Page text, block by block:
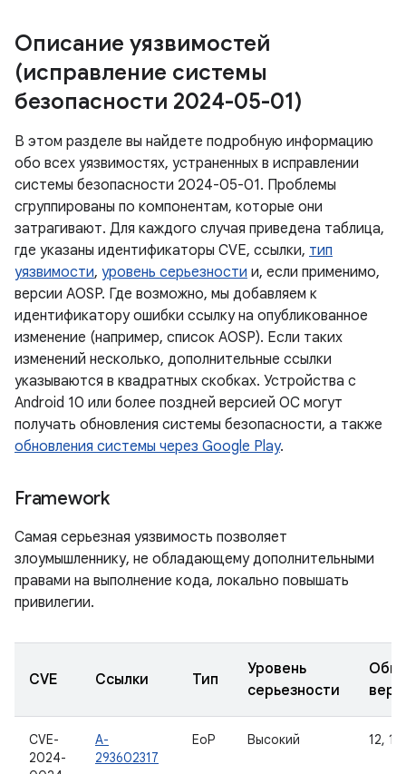
Описание уязвимостей
(исправление системы
безопасности 2024-05-01)
В этом разделе вы найдете подробную информацию
обо всех уязвимостях, устраненных в исправлении
системы безопасности 2024-05-01. Проблемы
сгруппированы по компонентам, которые они
затрагивают. Для каждого случая приведена таблица,
где указаны идентификаторы CVE, ссылки, тип
уязвимости, уровень серьезности и, если применимо,
версии AOSP. Где возможно, мы добавляем к
идентификатору ошибки ссылку на опубликованное
изменение (например, список AOSP). Если таких
изменений несколько, дополнительные ссылки
указываются в квадратных скобках. Устройства с
Android 10 или более поздней версией ОС могут
получать обновления системы безопасности, а также
обновления системы через Google Play.
Framework
Самая серьезная уязвимость позволяет
злоумышленнику, не обладающему дополнительными
правами на выполнение кода, локально повышать
привилегии.
CVE Ссылки Тип
Уровень
серьезности
CVE-
2024-
A-
293602317
EoP Высокий 12,